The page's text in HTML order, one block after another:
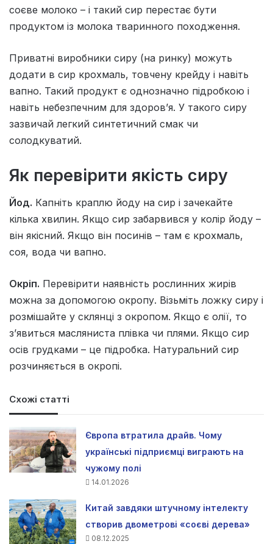
соєве молоко – і такий сир перестає бути
продуктом із молока тваринного походження.
Приватні виробники сиру (на ринку) можуть
додати в сир крохмаль, товчену крейду і навіть
вапно. Такий продукт є однозначно підробкою і
навіть небезпечним для здоров’я. У такого сиру
зазвичай легкий синтетичний смак чи
солодкуватий.
Як перевірити якість сиру
Йод. Капніть краплю йоду на сир і зачекайте
кілька хвилин. Якщо сир забарвився у колір йоду –
він якісний. Якщо він посинів – там є крохмаль,
соя, вода чи вапно.
Окріп. Перевірити наявність рослинних жирів
можна за допомогою окропу. Візьміть ложку сиру і
розмішайте у склянці з окропом. Якщо є олії, то
з’явиться масляниста плівка чи плями. Якщо сир
осів грудками – це підробка. Натуральний сир
розчиняється в окропі.
Схожі статті
Європа втратила драйв. Чому
українські підприємці виграють на
чужому полі
14.01.2026
Китай завдяки штучному інтелекту
створив двометрові «соєві дерева»
08.12.2025